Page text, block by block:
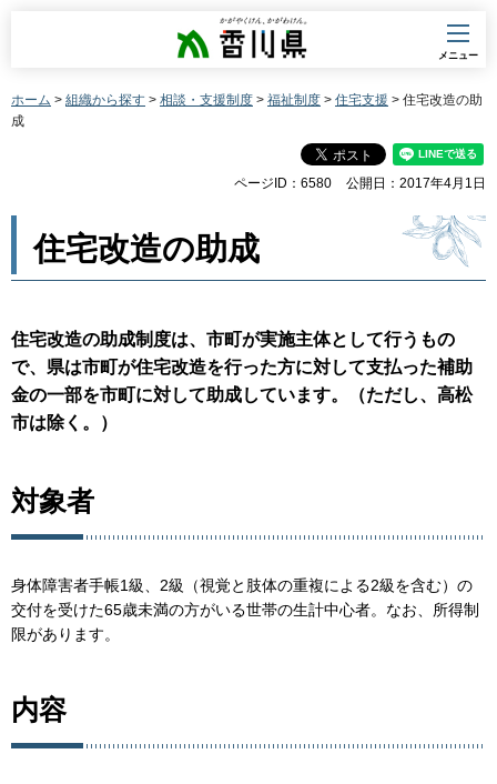
香川県
メニュー
ホーム > 組織から探す > 相談・支援制度 > 福祉制度 > 住宅支援 > 住宅改造の助
成
ページID：6580 公開日：2017年4月1日
住宅改造の助成
住宅改造の助成制度は、市町が実施主体として行うもの
で、県は市町が住宅改造を行った方に対して支払った補助
金の一部を市町に対して助成しています。（ただし、高松
市は除く。）
対象者
身体障害者手帳1級、2級（視覚と肢体の重複による2級を含む）の
交付を受けた65歳未満の方がいる世帯の生計中心者。なお、所得制
限があります。
内容